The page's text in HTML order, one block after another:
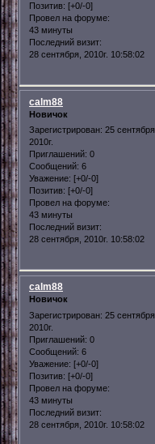
Позитив: [+0/-0]
Провел на форуме:
43 минуты
Последний визит:
28 сентября, 2010г. 10:58:02
calm88
Новичок
Зарегистрирован: 25 сентября,
2010г.
Приглашений: 0
Сообщений: 6
Уважение: [+0/-0]
Позитив: [+0/-0]
Провел на форуме:
43 минуты
Последний визит:
28 сентября, 2010г. 10:58:02
calm88
Новичок
Зарегистрирован: 25 сентября,
2010г.
Приглашений: 0
Сообщений: 6
Уважение: [+0/-0]
Позитив: [+0/-0]
Провел на форуме:
43 минуты
Последний визит:
28 сентября, 2010г. 10:58:02